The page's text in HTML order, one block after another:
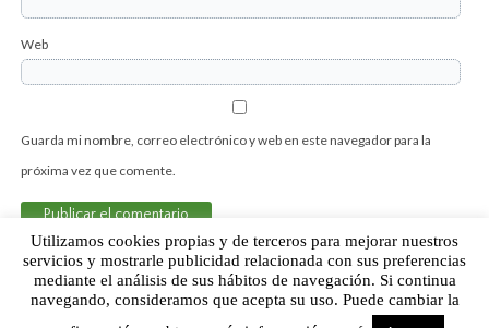
Web
Guarda mi nombre, correo electrónico y web en este navegador para la
próxima vez que comente.
Sobre Humor Fútbol Club | Aviso legal |Contacto
Utilizamos cookies propias y de terceros para mejorar nuestros
servicios y mostrarle publicidad relacionada con sus preferencias
mediante el análisis de sus hábitos de navegación. Si continua
navegando, consideramos que acepta su uso. Puede cambiar la